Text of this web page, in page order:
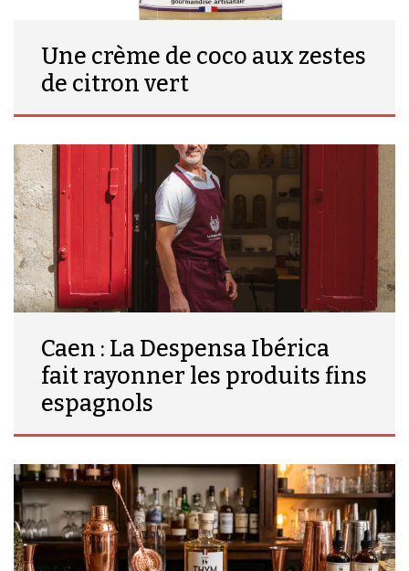
Une crème de coco aux zestes
de citron vert
Caen : La Despensa Ibérica
fait rayonner les produits fins
espagnols